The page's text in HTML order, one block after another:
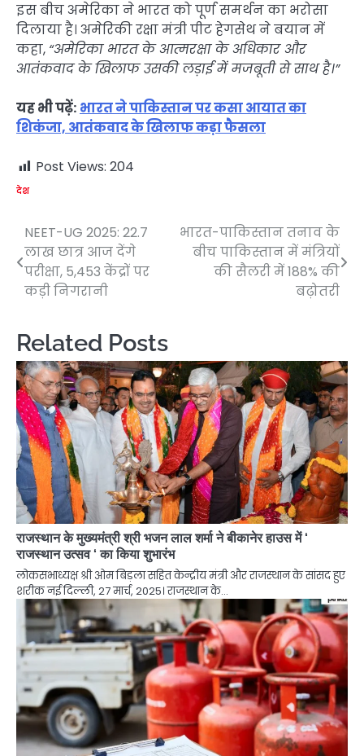
इस बीच अमेरिका ने भारत को पूर्ण समर्थन का भरोसा
दिलाया है। अमेरिकी रक्षा मंत्री पीट हेगसेथ ने बयान में
कहा, “अमेरिका भारत के आत्मरक्षा के अधिकार और
आतंकवाद के खिलाफ उसकी लड़ाई में मजबूती से साथ है।”
यह भी पढ़ें: भारत ने पाकिस्तान पर कसा आयात का
शिकंजा, आतंकवाद के खिलाफ कड़ा फैसला
Post Views: 204
देश
Post
navigation
NEET-UG 2025: 22.7
लाख छात्र आज देंगे
परीक्षा, 5,453 केंद्रों पर
कड़ी निगरानी
भारत-पाकिस्तान तनाव के
बीच पाकिस्तान में मंत्रियों
की सैलरी में 188% की
बढ़ोतरी
Related Posts
राजस्थान के मुख्यमंत्री श्री भजन लाल शर्मा ने बीकानेर हाउस में ‘
राजस्थान उत्सव ‘ का किया शुभारंभ
लोकसभाध्यक्ष श्री ओम बिड़ला सहित केन्द्रीय मंत्री और राजस्थान के सांसद हुए
शरीक नई दिल्ली, 27 मार्च, 2025। राजस्थान के…